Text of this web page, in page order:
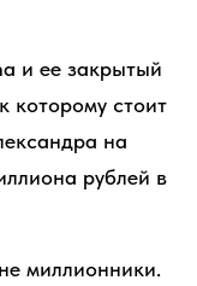
и ее закрытый
которому стоит
на
рублей в
миллионники.